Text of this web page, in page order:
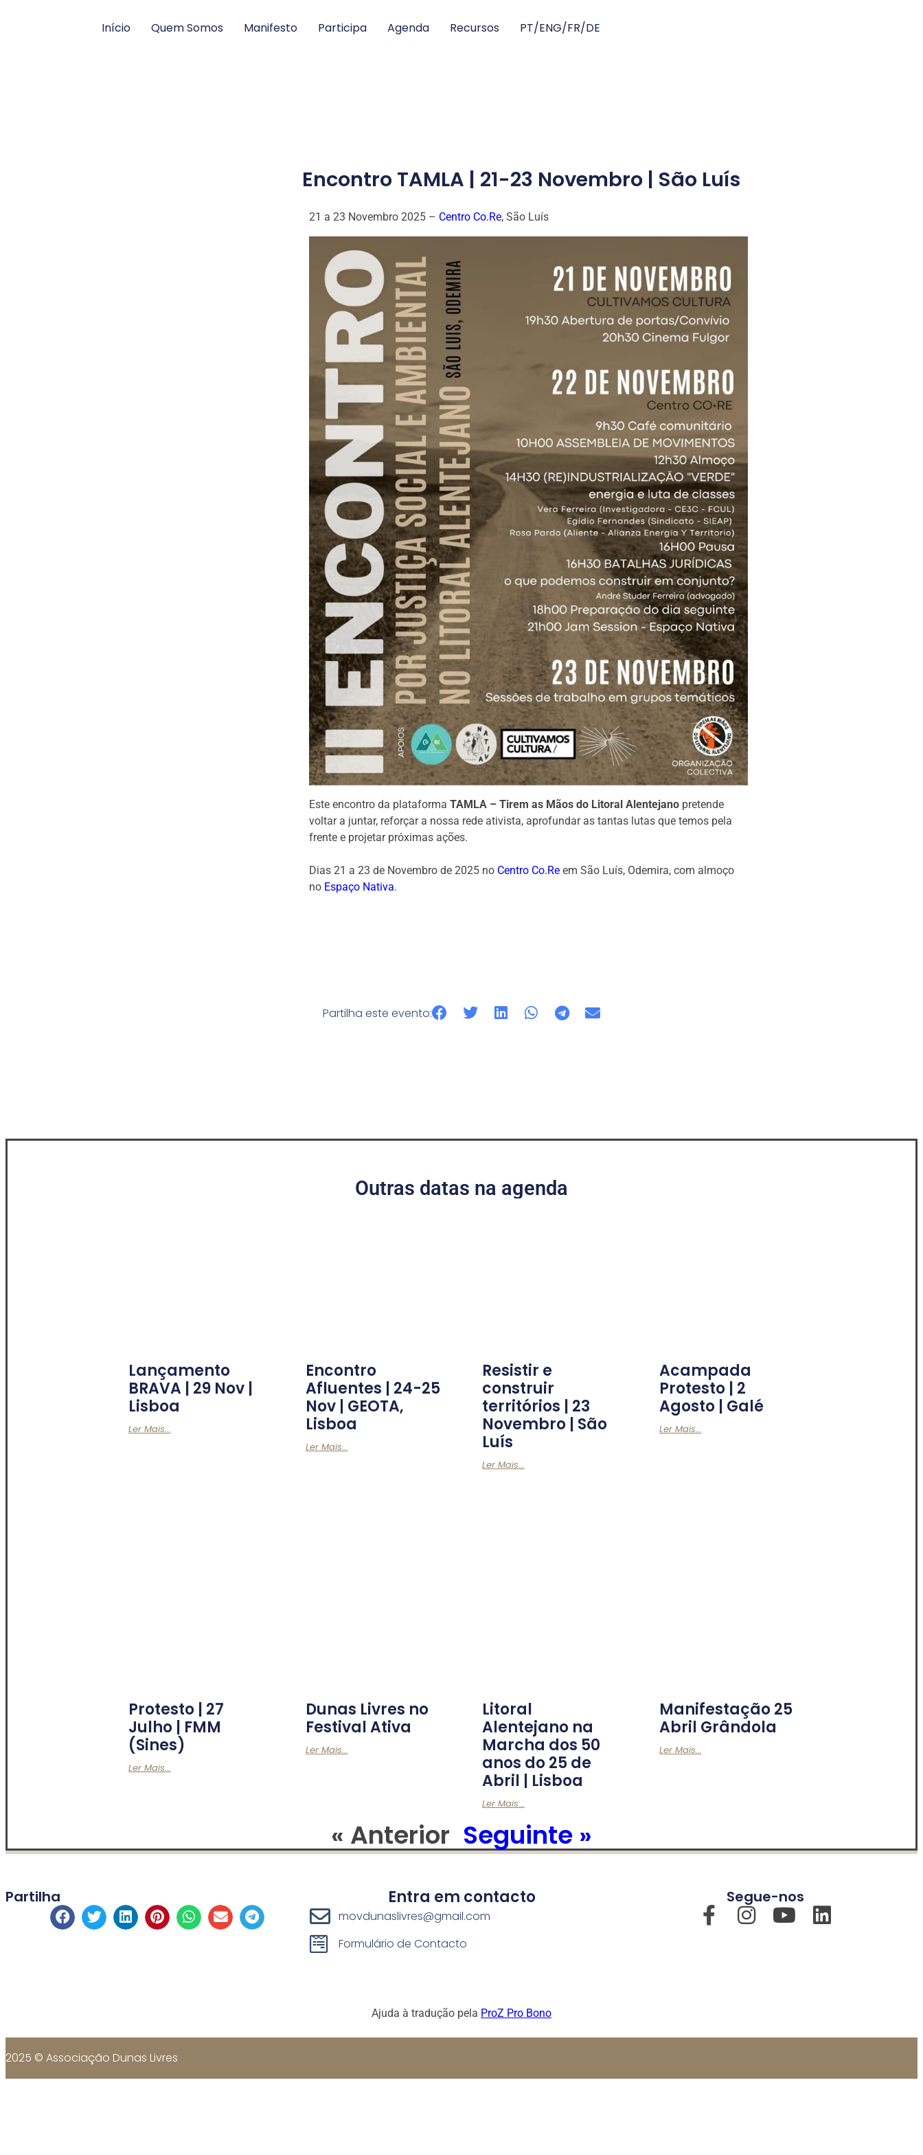
Início Quem Somos Manifesto Participa Agenda Recursos PT/ENG/FR/DE
Encontro TAMLA | 21-23 Novembro | São Luís
21 a 23 Novembro 2025 – Centro Co.Re, São Luís
Este encontro da plataforma TAMLA – Tirem as Mãos do Litoral Alentejanopretende
voltar a juntar, reforçar a nossa rede ativista, aprofundar as tantas lutas que temos pela
frente e projetar próximas ações.
Dias 21 a 23 de Novembro de 2025 no Centro Co.Reem São Luís, Odemira, com almoço
no Espaço Nativa.
Partilha este evento:
Outras datas na agenda
Lançamento
BRAVA | 29 Nov |
Lisboa
Ler Mais...
Encontro
Afluentes | 24-25
Nov | GEOTA,
Lisboa
Ler Mais...
Resistir e
construir
territórios | 23
Novembro | São
Luís
Ler Mais...
Acampada
Protesto | 2
Agosto | Galé
Ler Mais...
Protesto | 27
Julho | FMM
(Sines)
Ler Mais...
Dunas Livres no
Festival Ativa
Ler Mais...
Litoral
Alentejano na
Marcha dos 50
anos do 25 de
Abril | Lisboa
Ler Mais...
Manifestação 25
Abril Grândola
Ler Mais...
« Anterior Seguinte »
Partilha Entra em contacto
movdunaslivres@gmail.com
Formulário de Contacto
Segue-nos
Ajuda à tradução pela ProZ Pro Bono
2025 © Associação Dunas Livres